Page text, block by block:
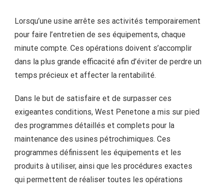
Lorsqu’une usine arrête ses activités temporairement
pour faire l’entretien de ses équipements, chaque
minute compte. Ces opérations doivent s’accomplir
dans la plus grande efficacité afin d’éviter de perdre un
temps précieux et affecter la rentabilité.
Dans le but de satisfaire et de surpasser ces
exigeantes conditions, West Penetone a mis sur pied
des programmes détaillés et complets pour la
maintenance des usines pétrochimiques. Ces
programmes définissent les équipements et les
produits à utiliser, ainsi que les procédures exactes
qui permettent de réaliser toutes les opérations